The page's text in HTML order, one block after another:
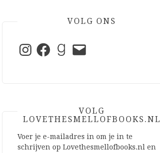
VOLG ONS
InstagramFacebookGoodreads
E-
mail
VOLG
LOVETHESMELLOFBOOKS.NL
Voer je e-mailadres in om je in te
schrijven op Lovethesmellofbooks.nl en